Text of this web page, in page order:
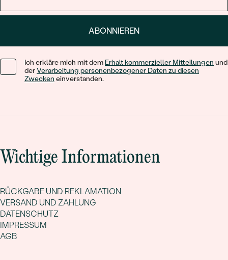
ABONNIEREN
Ich erkläre mich mit dem Erhalt kommerzieller Mitteilungen und
derVerarbeitung personenbezogener Daten zu diesen
Zwecken einverstanden.
Wichtige Informationen
RÜCKGABE UND REKLAMATION
VERSAND UND ZAHLUNG
DATENSCHUTZ
IMPRESSUM
AGB